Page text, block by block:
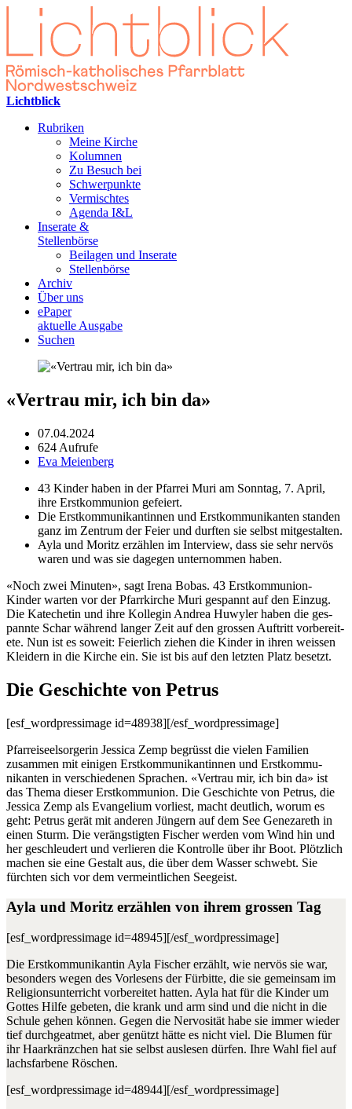
Lichtblick
Rubriken
Meine Kirche
Kolumnen
Zu Besuch bei
Schwerpunkte
Vermischtes
Agenda I&L
Inserate &
Stellenbörse
Beilagen und Inserate
Stellenbörse
Archiv
Über uns
ePaper
aktuelle Ausgabe
Suchen
«Vertrau mir, ich bin da»
07.04.2024
624 Aufrufe
Eva Meienberg
43 Kinder haben in der Pfar­rei Muri am Son­ntag, 7. April,
ihre Erstkom­mu­nion gefeiert.
Die Erstkom­mu­nikan­tinnen und Erstkom­mu­nikan­ten standen
ganz im Zen­trum der Feier und durften sie selb­st mit­gestal­ten.
Ayla und Moritz erzählen im Inter­view, dass sie sehr nervös
waren und was sie dage­gen unter­nom­men haben.
«Noch zwei Minuten», sagt Ire­na Bobas. 43 Erstkom­mu­nion-
Kinder warten vor der Pfar­rkirche Muri ges­pan­nt auf den Einzug.
Die Kat­e­chetin und ihre Kol­le­gin Andrea Huwyler haben die ges­
pan­nte Schar während langer Zeit auf den grossen Auftritt vor­bere­it­
ete. Nun ist es soweit: Feier­lich ziehen die Kinder in ihren weis­sen
Klei­dern in die Kirche ein. Sie ist bis auf den let­zten Platz beset­zt.
Die Geschichte von Petrus
[esf_wordpressimage id=48938][/esf_wordpressimage]
Pfar­reiseel­sorg­erin Jes­si­ca Zemp begrüsst die vie­len Fam­i­lien
zusam­men mit eini­gen Erstkom­mu­nikan­tinnen und Erstkom­mu­
nikan­ten in ver­schiede­nen Sprachen. «Ver­trau mir, ich bin da» ist
das The­ma dieser Erstkom­mu­nion. Die Geschichte von Petrus, die
Jes­si­ca Zemp als Evan­geli­um vor­li­est, macht deut­lich, worum es
geht: Petrus gerät mit anderen Jüngern auf dem See Genezareth in
einen Sturm. Die verängstigten Fis­ch­er wer­den vom Wind hin und
her geschleud­ert und ver­lieren die Kon­trolle über ihr Boot. Plöt­zlich
machen sie eine Gestalt aus, die über dem Wass­er schwebt. Sie
fürcht­en sich vor dem ver­meintlichen Seegeist.
Ayla und Moritz erzählen von ihrem grossen Tag
[esf_wordpressimage id=48945][/esf_wordpressimage]
Die Erstkom­mu­nikan­tin Ayla Fis­ch­er erzählt, wie nervös sie war,
beson­ders wegen des Vor­lesens der Für­bitte, die sie gemein­sam im
Reli­gion­sun­ter­richt vor­bere­it­et hat­ten. Ayla hat für die Kinder um
Gottes Hil­fe gebeten, die krank und arm sind und die nicht in die
Schule gehen kön­nen. Gegen die Ner­vosität habe sie immer wieder
tief durchgeat­met, aber genützt hätte es nicht viel. Die Blu­men für
ihr Haarkränzchen hat sie selb­st ausle­sen dür­fen. Ihre Wahl fiel auf
lachs­far­bene Röschen.
[esf_wordpressimage id=48944][/esf_wordpressimage]